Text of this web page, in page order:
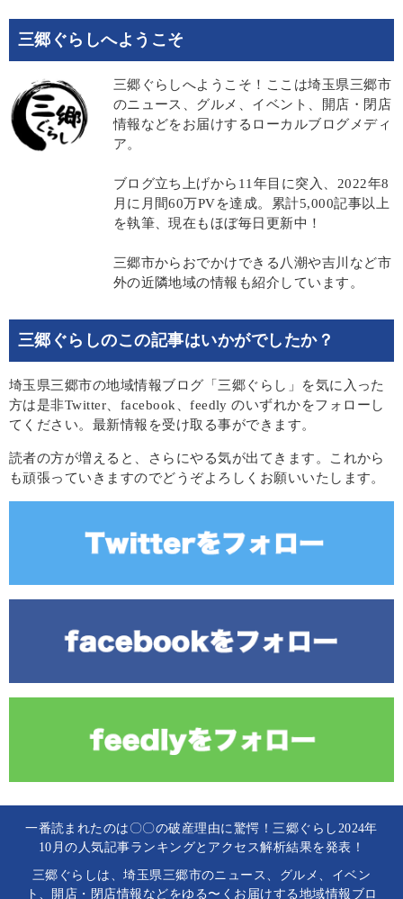
三郷ぐらしへようこそ
三郷ぐらしへようこそ！ここは埼玉県三郷市
のニュース、グルメ、イベント、開店・閉店
情報などをお届けするローカルブログメディ
ア。
ブログ立ち上げから11年目に突入、2022年8
月に月間60万PVを達成。累計5,000記事以上
を執筆、現在もほぼ毎日更新中！
三郷市からおでかけできる八潮や吉川など市
外の近隣地域の情報も紹介しています。
三郷ぐらしのこの記事はいかがでしたか？
埼玉県三郷市の地域情報ブログ「三郷ぐらし」を気に入った
方は是非Twitter、facebook、feedly のいずれかをフォローし
てください。最新情報を受け取る事ができます。
読者の方が増えると、さらにやる気が出てきます。これから
も頑張っていきますのでどうぞよろしくお願いいたします。
一番読まれたのは〇〇の破産理由に驚愕！三郷ぐらし2024年
10月の人気記事ランキングとアクセス解析結果を発表！
三郷ぐらしは、埼玉県三郷市のニュース、グルメ、イベン
ト、開店・閉店情報などをゆる〜くお届けする地域情報ブロ